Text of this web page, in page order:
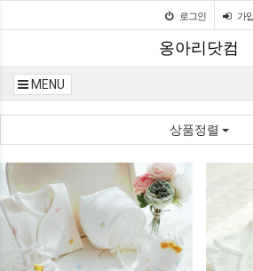
로그인 가
옹아리닷컴
MENU
상품정렬